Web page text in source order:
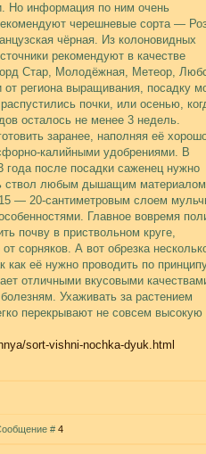
Но информация по ним очень
черешневые сорта —
чёрная. Из колоновидных
рекомендуют в качестве
Стар, Молодёжная, Метеор,
от региона выращивания, посадку
почки, или осенью,
осталось не менее 3 недель.
заранее, наполняя её
калийными удобрениями. В
года после посадки саженец нужно
ствол любым дышащим
— 20-сантиметровым слоем
Главное вовремя
почву в приствольном круге,
сорняков. А вот обрезка
как её нужно проводить по
отличными вкусовыми
Ухаживать за растением
перекрывают не совсем высокую
sort-vishni-nochka-dyuk.html
# 4